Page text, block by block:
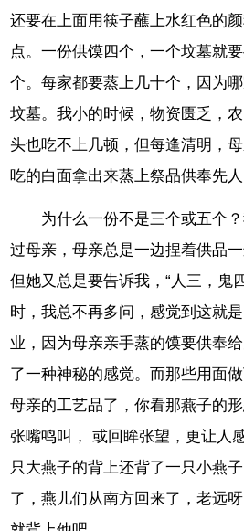
还要在上面用筷子蘸上水红色的
点。一份供馍四个，一个坟墓就
个。每家都要蒸上几十个，因为
坟墓。我小的时候，物资匮乏，
头也吃不上几顿，但每逢清明，
吃的白面拿出来蒸上祭品供奉先人
为什么一份不是三个或五个
过母亲，母亲总是一边捏着供品
但她又总是要告诉我，“人三，鬼
时，我总不再多问，感觉到这就
业，因为母亲亲手蒸的馍要供奉
了一种神秘的感觉。而那些用面
母亲的工艺品了，你看那燕子的
张嘴鸣叫， 或回眸张望，更让人
只大燕子的背上还背了一只小燕
了，燕儿们从南方回来了，老远